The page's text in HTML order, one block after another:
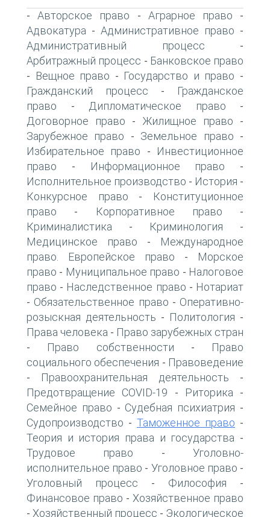
-Авторское право - Аграрное право -
Адвокатура - Административное право -
Административный процесс -
Арбитражный процесс - Банковское право
- Вещное право - Государство и право -
Гражданский процесс -
Гражданское
право - Дипломатическое право -
Договорное право - Жилищное право -
Зарубежное право - Земельное право -
Избирательное право -
Инвестиционное
право - Информационное право -
Исполнительное производство - История -
Конкурсное право -
Конституционное
право - Корпоративное право -
Криминалистика - Криминология -
Медицинское право -
Международное
право. Европейское право -
Морское
право - Муниципальное право - Налоговое
право - Наследственное право - Нотариат
- Обязательственное право - Оперативно-
розыскная деятельность - Политология -
Права человека - Право зарубежных стран
- Право собственности -
Право
социального обеспечения - Правоведение
- Правоохранительная деятельность -
Предотвращение COVID-19 - Риторика -
Семейное право - Судебная психиатрия -
Судопроизводство - Таможенное право -
Теория и история права и государства -
Трудовое право -Уголовно-
исполнительное право - Уголовное право -
Уголовный процесс - Философия -
Финансовое право - Хозяйственное право
- Хозяйственный процесс - Экологическое